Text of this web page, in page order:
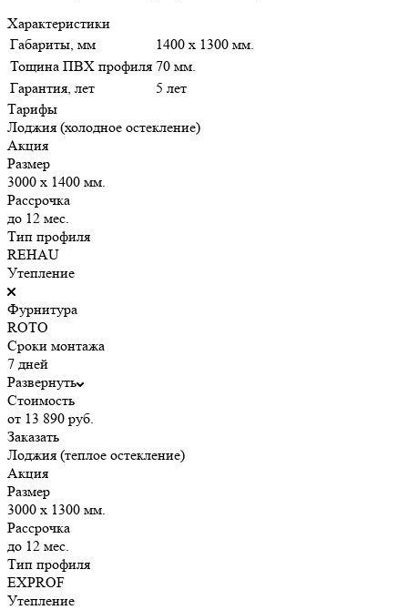
Характеристики
Габариты, мм
1400 х 1300 мм.
Тощина ПВХ профиля 70 мм.
Гарантия, лет
5 лет
Тарифы
Лоджия (холодное остекление)
Акция
Размер
3000 х 1400 мм.
Рассрочка
до 12 мес.
Тип профиля
REHAU
Утепление
Фурнитура
ROTO
Сроки монтажа
7 дней
Развернуть
Стоимость
от 13 890 руб.
Заказать
Лоджия (теплое остекление)
Акция
Размер
3000 х 1300 мм.
Рассрочка
до 12 мес.
Тип профиля
EXPROF
Утепление